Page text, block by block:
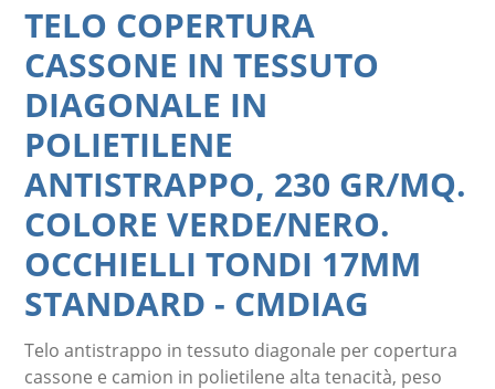
TELO COPERTURA
CASSONE IN TESSUTO
DIAGONALE IN
POLIETILENE
ANTISTRAPPO, 230 GR/MQ.
COLORE VERDE/NERO.
OCCHIELLI TONDI 17MM
STANDARD - CMDIAG
Telo antistrappo in tessuto diagonale per copertura
cassone e camion in polietilene alta tenacità, peso